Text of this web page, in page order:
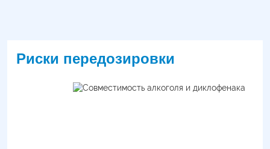
Риски передозировки